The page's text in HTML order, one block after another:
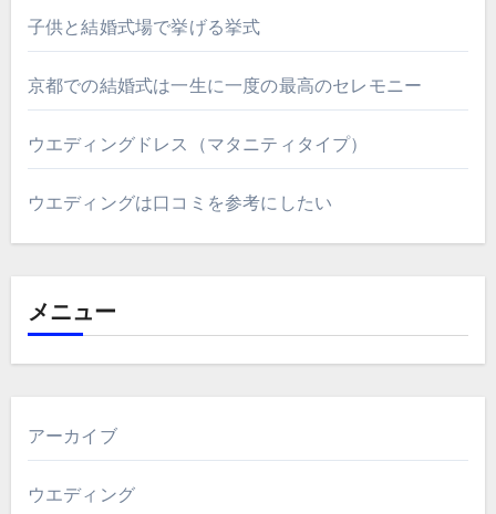
子供と結婚式場で挙げる挙式
京都での結婚式は一生に一度の最高のセレモニー
ウエディングドレス（マタニティタイプ）
ウエディングは口コミを参考にしたい
メニュー
アーカイブ
ウエディング